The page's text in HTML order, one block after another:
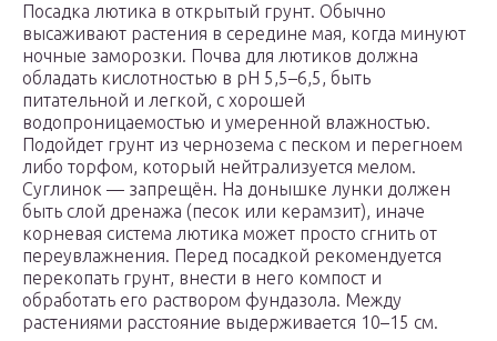
Посадка лютика в открытый грунт. Обычно
высаживают растения в середине мая, когда минуют
ночные заморозки. Почва для лютиков должна
обладать кислотностью в pH 5,5–6,5, быть
питательной и легкой, с хорошей
водопроницаемостью и умеренной влажностью.
Подойдет грунт из чернозема с песком и перегноем
либо торфом, который нейтрализуется мелом.
Суглинок — запрещён. На донышке лунки должен
быть слой дренажа (песок или керамзит), иначе
корневая система лютика может просто сгнить от
переувлажнения. Перед посадкой рекомендуется
перекопать грунт, внести в него компост и
обработать его раствором фундазола. Между
растениями расстояние выдерживается 10–15 см.